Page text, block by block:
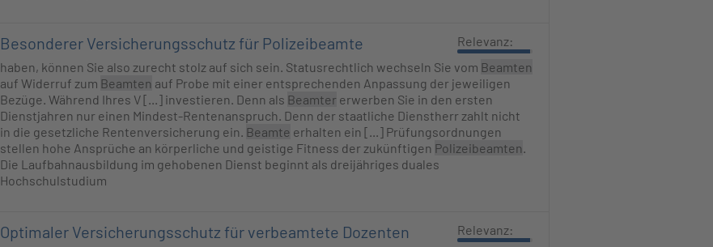
Besonderer Versicherungsschutz für Polizeibeamte
Relevanz:
haben, können Sie also zurecht stolz auf sich sein. Statusrechtlich wechseln Sie vom Beamten
auf Widerruf zum Beamten auf Probe mit einer entsprechenden Anpassung der jeweiligen
Bezüge. Während Ihres V [...] investieren. Denn als Beamter erwerben Sie in den ersten
Dienstjahren nur einen Mindest-Rentenanspruch. Denn der staatliche Dienstherr zahlt nicht
in die gesetzliche Rentenversicherung ein. Beamte erhalten ein [...] Prüfungsordnungen
stellen hohe Ansprüche an körperliche und geistige Fitness der zukünftigen Polizeibeamten.
Die Laufbahnausbildung im gehobenen Dienst beginnt als dreijähriges duales
Hochschulstudium
Optimaler Versicherungsschutz für verbeamtete Dozenten
Relevanz: